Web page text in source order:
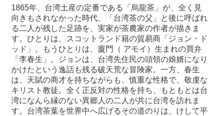
ー
に
つ
い
て
最
新
情
報
1865年、台湾土産の定番である「烏龍茶」が、全く見
向きもされなかった時代、「台湾茶の父」と後に呼ばれ
る二人が残した足跡を、実家が茶農家の作者が描きま
す。ひとりは、スコットランド籍の貿易商「ジョン・ド
ッド」。もうひとりは、廈門（ アモイ）生まれの買弁
「李春生」。ジョンは、台湾先住民の頭領の娘婿になり
かけたという逸話も残る破天荒な冒険家。一方、春生
は、天賦の商才を持ちながらも、慎重な性格で、敬虔な
キリスト教徒。全く正反対の性格を持ち、もともとは台
湾になんら縁のない異郷人の二人が共に台湾を訪れま
す。台湾茶葉を世界中へ広げるその道のりは、けして平